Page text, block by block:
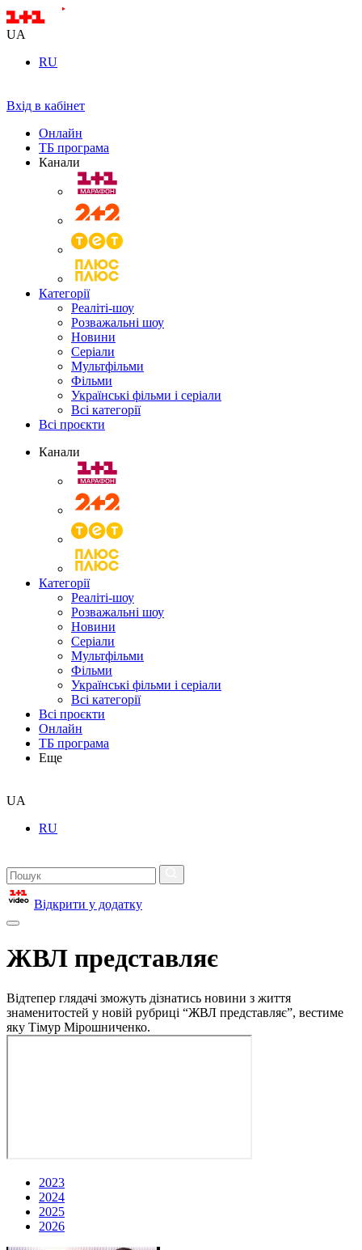
UA
RU
Вхід в кабінет
Онлайн
ТБ програма
Канали
Категорії
Реаліті-шоу
Розважальні шоу
Новини
Серіали
Мультфільми
Фільми
Українські фільми і серіали
Всі категорії
Всі проєкти
Канали
Категорії
Реаліті-шоу
Розважальні шоу
Новини
Серіали
Мультфільми
Фільми
Українські фільми і серіали
Всі категорії
Всі проєкти
Онлайн
ТБ програма
Еще
UA
RU
Відкрити у додатку
ЖВЛ представляє
Відтепер глядачі зможуть дізнатись новини з життя
знаменитостей у новій рубриці “ЖВЛ представляє”, вестиме
яку Тімур Мірошниченко.
2023
2024
2025
2026